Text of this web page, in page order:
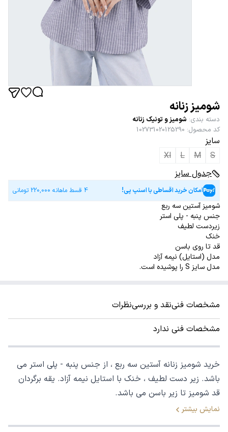
شومیز زنانه
دسته بندی: شومیز و تونیک زنانه
کد محصول:
102731020125290
سایز
S
M
L
Xl
جدول سایز
امکان خرید اقساطی با اسنپ پی! 4 قسط ماهانه 220,000 تومانی
شومیز آستین سه ربع
جنس پنبه - پلی استر
زیردست لطیف
خنک
قد تا روی باسن
مدل (استایل) نیمه آزاد
مدل سایز S را پوشیده است.
مشخصات فنینقد و بررسینظرات
مشخصات فنی ندارد
خرید شومیز زنانه آستین سه ربع ، از جنس پنبه - پلی استر می
باشد. زیر دست لطیف ، خنک با استایل نیمه آزاد. یقه برگردان
قد شومیز تا زیر باسن می باشد.
نمایش بیشتر